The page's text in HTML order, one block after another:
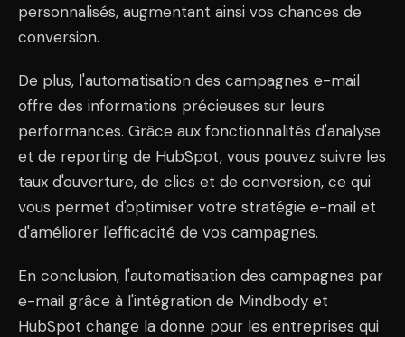
personnalisés, augmentant ainsi vos chances de
conversion.
De plus, l'automatisation des campagnes e-mail
offre des informations précieuses sur leurs
performances. Grâce aux fonctionnalités d'analyse
et de reporting de HubSpot, vous pouvez suivre les
taux d'ouverture, de clics et de conversion, ce qui
vous permet d'optimiser votre stratégie e-mail et
d'améliorer l'efficacité de vos campagnes.
En conclusion, l'automatisation des campagnes par
e-mail grâce à l'intégration de Mindbody et
HubSpot change la donne pour les entreprises qui